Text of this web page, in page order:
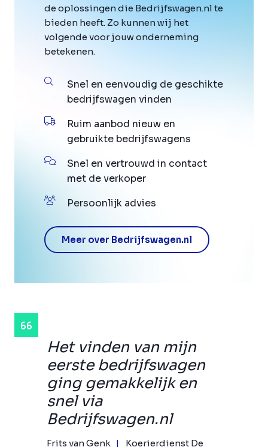
Het vinden van mijn
eerste bedrijfswagen
ging gemakkelijk en
snel via
Bedrijfswagen.nl
Frits van Genk Koerierdienst De
de oplossingen die Bedrijfswagen.nl te
bieden heeft. Zo kunnen wij het
volgende voor jouw onderneming
betekenen.
Snel en eenvoudig de geschikte
bedrijfswagen vinden
Ruim aanbod nieuw en
gebruikte bedrijfswagens
Snel en vertrouwd in contact
met de verkoper
Persoonlijk advies
Meer over Bedrijfswagen.nl